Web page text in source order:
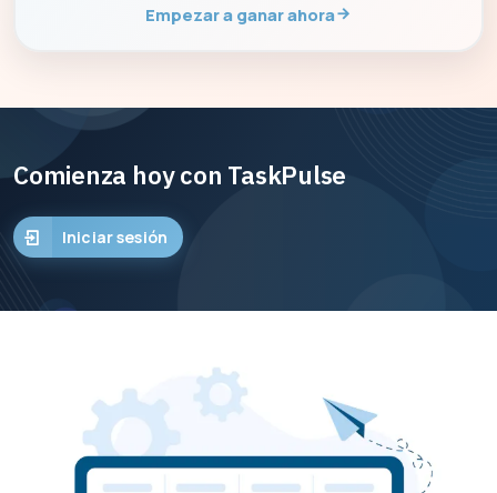
Empezar a ganar ahora
Comienza hoy con TaskPulse
Iniciar sesión